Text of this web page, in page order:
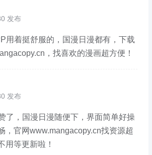
发布
用着挺舒服的，国漫日漫都有，下载
，找喜欢的漫画超方便！
发布
了，国漫日漫随便下，界面简单好操
，官网www.mangacopy.cn找资源超
用等更新啦！